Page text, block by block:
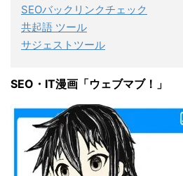
SEOバックリンクチェック
共起語 ツール
サジェストツール
SEO・IT漫画「ウェブマブ！」